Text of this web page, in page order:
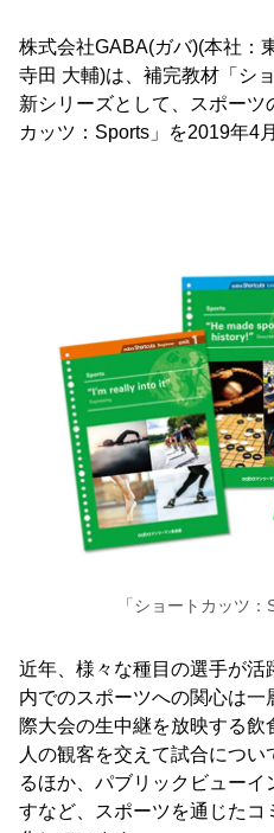
株式会社GABA(ガバ)(本社：
寺田 大輔)は、補完教材「シ
新シリーズとして、スポーツ
カッツ：Sports」を2019年4
「ショートカッツ
近年、様々な種目の選手が活
内でのスポーツへの関心は
際大会の生中継を放映する
人の観客を交えて試合につ
るほか、パブリックビュー
すなど、スポーツを通じた